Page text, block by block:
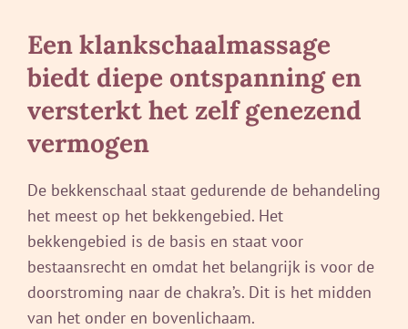
Een klankschaalmassage
biedt diepe ontspanning en
versterkt het zelf genezend
vermogen
De bekkenschaal staat gedurende de behandeling
het meest op het bekkengebied. Het
bekkengebied is de basis en staat voor
bestaansrecht en omdat het belangrijk is voor de
doorstroming naar de chakra’s. Dit is het midden
van het onder en bovenlichaam.